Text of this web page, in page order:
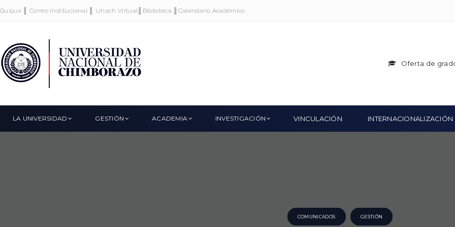
Quipux ║Correo Institucional║ Unach Virtual Biblioteca Calendario Académico
Oferta de
LA UNIVERSIDAD GESTIÓN ACADEMIA INVESTIGACIÓN VINCULACIÓN INTERNACIONALIZACIÓN
COMUNICADOS GESTIÓN